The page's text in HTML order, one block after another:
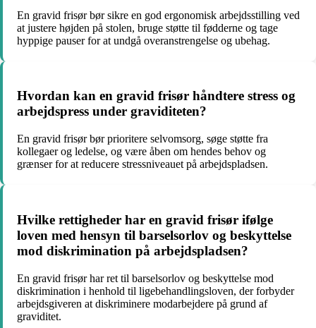
En gravid frisør bør sikre en god ergonomisk arbejdsstilling ved
at justere højden på stolen, bruge støtte til fødderne og tage
hyppige pauser for at undgå overanstrengelse og ubehag.
Hvordan kan en gravid frisør håndtere stress og
arbejdspress under graviditeten?
En gravid frisør bør prioritere selvomsorg, søge støtte fra
kollegaer og ledelse, og være åben om hendes behov og
grænser for at reducere stressniveauet på arbejdspladsen.
Hvilke rettigheder har en gravid frisør ifølge
loven med hensyn til barselsorlov og beskyttelse
mod diskrimination på arbejdspladsen?
En gravid frisør har ret til barselsorlov og beskyttelse mod
diskrimination i henhold til ligebehandlingsloven, der forbyder
arbejdsgiveren at diskriminere modarbejdere på grund af
graviditet.